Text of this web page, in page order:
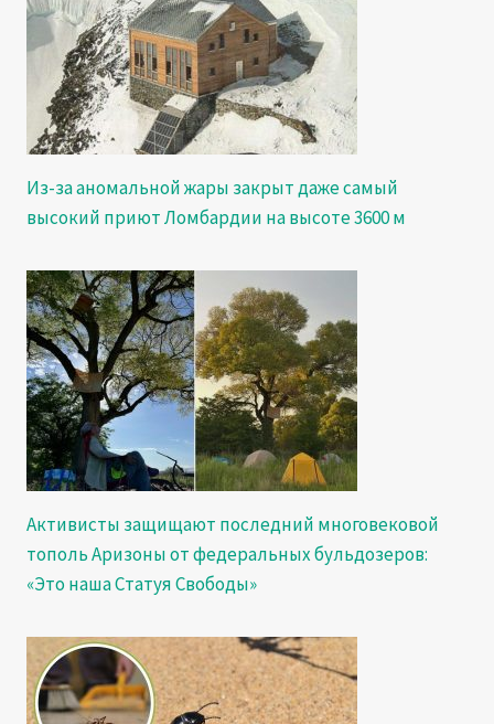
Из-за аномальной жары закрыт даже самый
высокий приют Ломбардии на высоте 3600 м
Активисты защищают последний многовековой
тополь Аризоны от федеральных бульдозеров:
«Это наша Статуя Свободы»